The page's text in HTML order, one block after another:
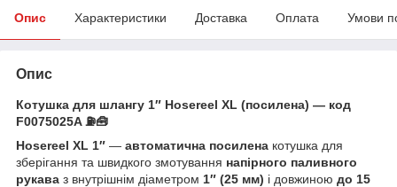
Опис Характеристики Доставка Оплата Умови
Опис
Котушка для шлангу 1″ Hosereel XL (посилена) — код
F0075025A⛽🧰
Hosereel XL 1″ — автоматична посилена котушка для
зберігання та швидкого змотування напірного паливного
рукава з внутрішнім діаметром 1″ (25 мм) і довжиною до 15